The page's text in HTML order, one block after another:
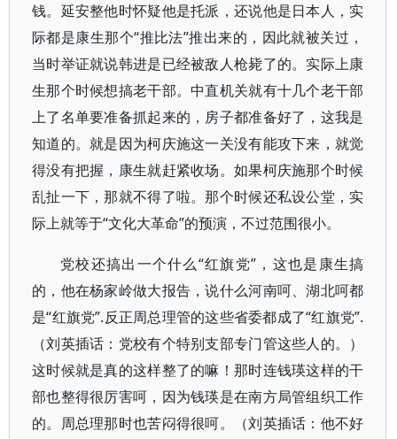
钱。延安整他时怀疑他是托派，还说他是日本人，实
际都是康生那个“推比法”推出来的，因此就被关过，
当时举证就说韩进是已经被敌人枪毙了的。实际上康
生那个时候想搞老干部。中直机关就有十几个老干部
上了名单要准备抓起来的，房子都准备好了，这我是
知道的。就是因为柯庆施这一关没有能攻下来，就觉
得没有把握，康生就赶紧收场。如果柯庆施那个时候
乱扯一下，那就不得了啦。那个时候还私设公堂，实
际上就等于“文化大革命”的预演，不过范围很小。
党校还搞出一个什么“红旗党”，这也是康生搞
的，他在杨家岭做大报告，说什么河南呵、湖北呵都
是“红旗党”.反正周总理管的这些省委都成了“红旗党”.
（刘英插话：党校有个特别支部专门管这些人的。）
这时候就是真的这样整了的嘛！那时连钱瑛这样的干
部也整得很厉害呵，因为钱瑛是在南方局管组织工作
的。周总理那时也苦闷得很呵。（刘英插话：他不好